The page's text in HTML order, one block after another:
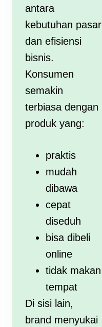
antara
kebutuhan pasar
dan efisiensi
bisnis.
Konsumen
semakin
terbiasa dengan
produk yang:
praktis
mudah
dibawa
cepat
diseduh
bisa dibeli
online
tidak makan
tempat
Di sisi lain,
brand menyukai